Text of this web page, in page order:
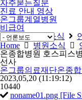
자주묻는질문
진료 안내 영상
온그룹계열병원
비급여
Home
병원소식
Home
병원소식
온종합병원 호스피스
선사
온그룹의료재단온종합
2023,05,20 (11:19:12)
10440
noname01.png [File